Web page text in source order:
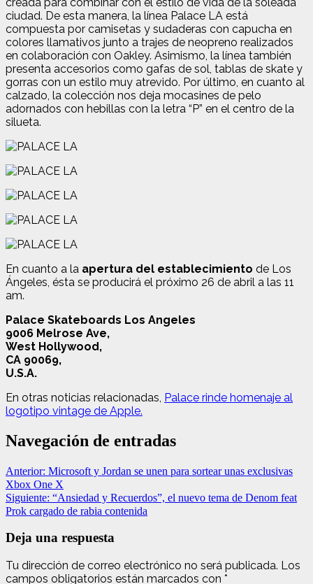
ciudad. De esta manera, la línea Palace LA está
compuesta por camisetas y sudaderas con capucha en
colores llamativos junto a trajes de neopreno realizados
en colaboración con Oakley. Asimismo, la línea también
presenta accesorios como gafas de sol, tablas de skate y
gorras con un estilo muy atrevido. Por último, en cuanto al
calzado, la colección nos deja mocasines de pelo
adornados con hebillas con la letra “P” en el centro de la
silueta.
En cuanto a la apertura del establecimiento de Los
Ángeles, ésta se producirá el próximo 26 de abril a las 11
am.
Palace Skateboards Los Angeles
9006 Melrose Ave,
West Hollywood,
CA 90069,
U.S.A.
En otras noticias relacionadas, Palace rinde homenaje al
logotipo vintage de Apple.
Navegación de entradas
Anterior: Microsoft y Jordan se unen para sortear unas exclusivas
Xbox One X
Siguiente: “Ansiedad y Recuerdos”, el nuevo tema de Denom feat
Prok cargado de rabia contenida
Deja una respuesta
Tu dirección de correo electrónico no será publicada. Los
campos obligatorios están marcados con *